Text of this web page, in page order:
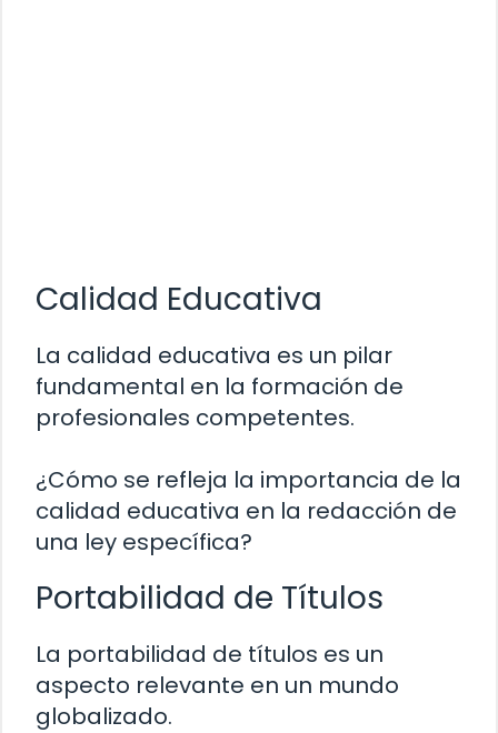
Calidad Educativa
La calidad educativa es un pilar
fundamental en la formación de
profesionales competentes.
¿Cómo se refleja la importancia de la
calidad educativa en la redacción de
una ley específica?
Portabilidad de Títulos
La portabilidad de títulos es un
aspecto relevante en un mundo
globalizado.